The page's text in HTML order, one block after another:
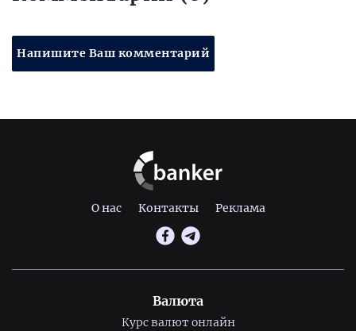
Напишите Ваш комментарий
О нас Контакты Реклама
Валюта
Курс валют онлайн